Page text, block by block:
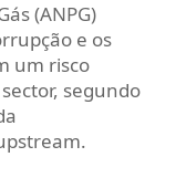
(ANPG)
e os
um risco
segundo